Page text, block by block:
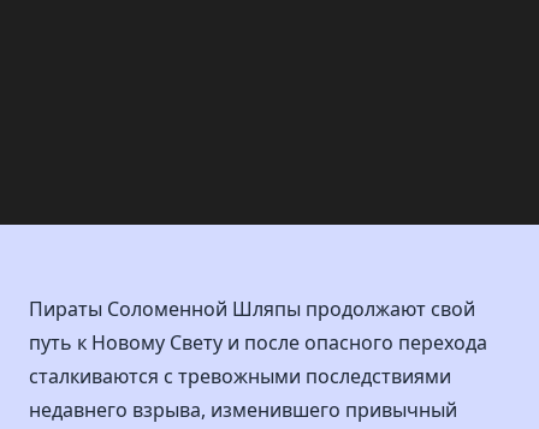
Пираты Соломенной Шляпы продолжают свой
путь к Новому Свету и после опасного перехода
сталкиваются с тревожными последствиями
недавнего взрыва, изменившего привычный